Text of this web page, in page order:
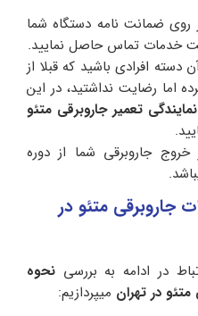
روی ضمانت نامه دستگاه شما
خدمات تماس حاصل نمایید.
افرادی باشید که قبلا از
اما رضایت نداشتید، در این
نمایندگی تعمیر جاروبرقی متئو
جاروبرقی شما از دوره
جاروبرقی متئو در
در ادامه به بررسی نحوه
در تهران میپردازیم: